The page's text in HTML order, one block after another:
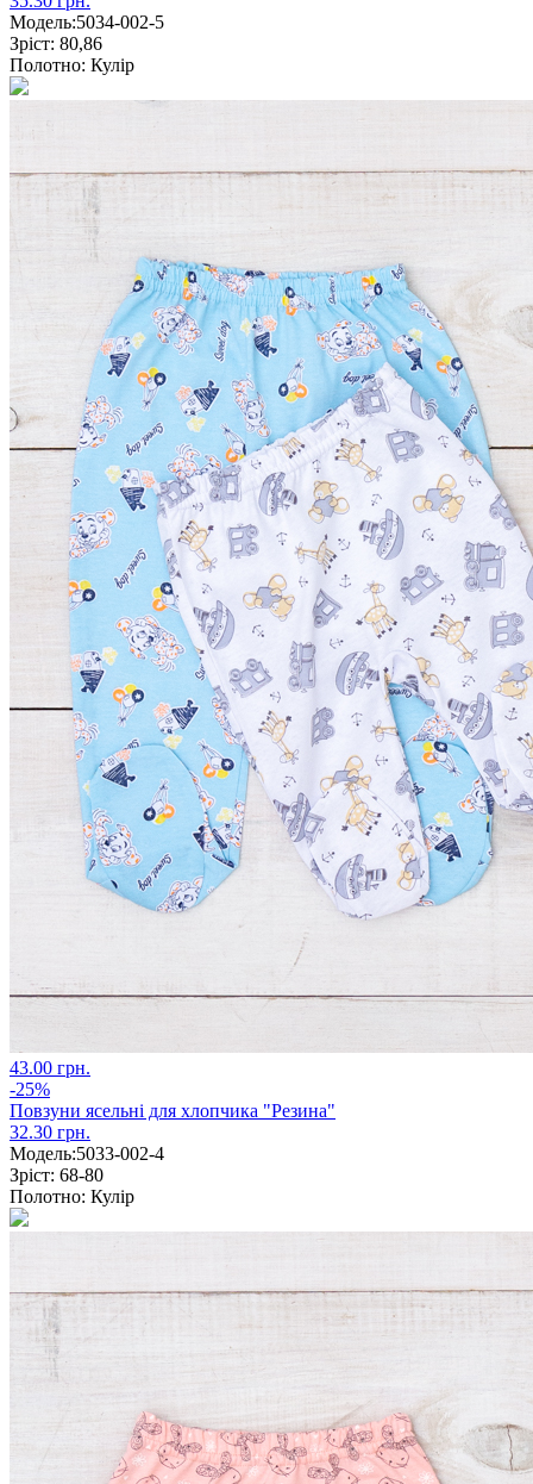
Модель:5034-002-5
Зріст: 80,86
Полотно: Кулір
43.00 грн.
-25%
Повзуни ясельні для хлопчика "Резина"
32.30 грн.
Модель:5033-002-4
Зріст: 68-80
Полотно: Кулір